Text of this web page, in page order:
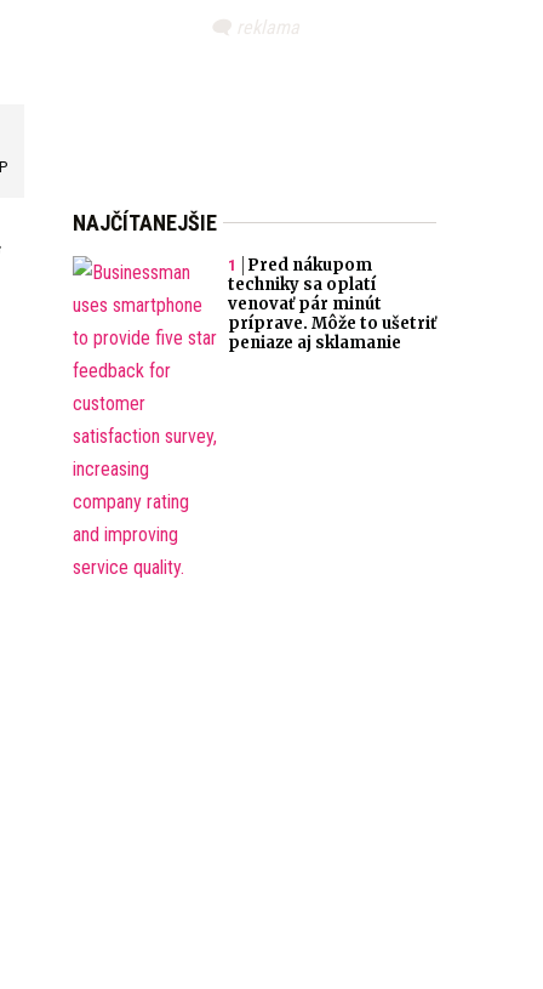
NAJČÍTANEJŠIE
Pred nákupom
techniky sa oplatí
venovať pár minút
príprave. Môže to ušetriť
peniaze aj sklamanie